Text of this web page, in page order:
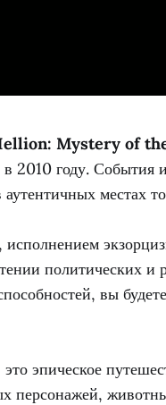
Mystery of
году. События
местах
политических
вы
эпическое
персонажей,